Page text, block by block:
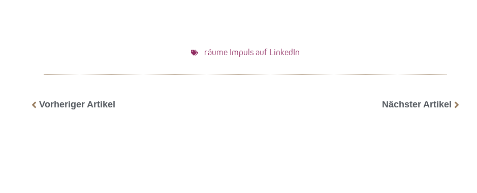
räume Impuls auf LinkedIn
Vorheriger Artikel Nächster Artikel